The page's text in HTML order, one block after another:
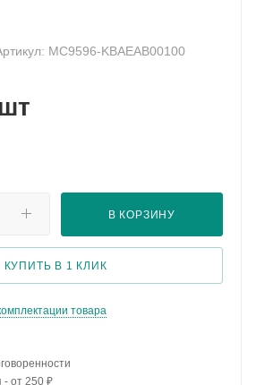
MC9596-KBAEAB00100
В КОРЗИНУ
КУПИТЬ В 1 КЛИК
товара
- от 250 ₽